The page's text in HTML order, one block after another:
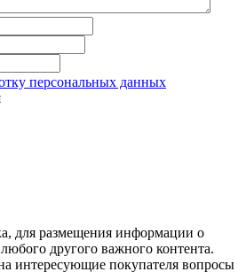
персональных данных
для размещения информации о
другого важного контента.
интересующие покупателя вопросы